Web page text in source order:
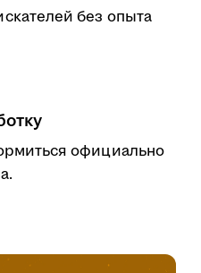
без опыта
официально